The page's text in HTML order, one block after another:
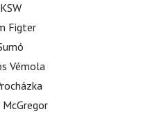
KSW
Figter
Vémola
McGregor